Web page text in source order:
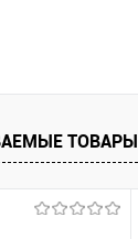
Сравнение
Под заказТОВАРЫ